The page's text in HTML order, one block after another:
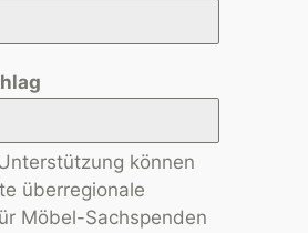
können
überregionale
Möbel-Sachspenden